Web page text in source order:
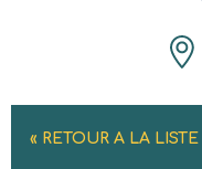
« RETOUR A LA LISTE